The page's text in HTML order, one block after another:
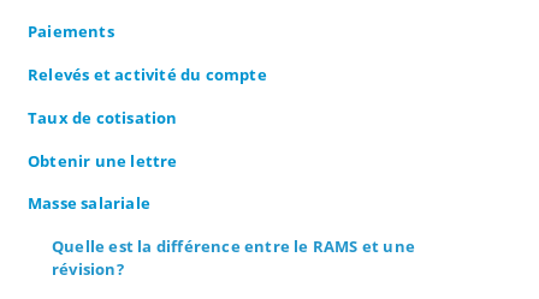
Paiements
Relevés et activité du compte
Taux de cotisation
Obtenir une lettre
Masse salariale
Quelle est la différence entre le RAMS et une
révision?